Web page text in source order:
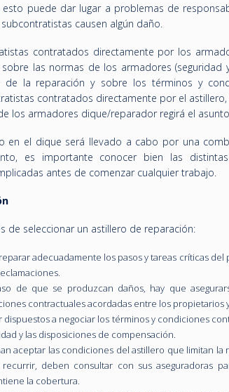
puede dar lugar a problemas de
causen algún daño.
contratados directamente por los
las normas de los armadores
de la reparación y sobre los términos y
contratados directamente por el
los armadores dique/reparador regirá el
en el dique será llevado a cabo por una
es importante conocer bien las distintas
antes de comenzar cualquier trabajo.
de seleccionar un astillero de reparación:
adecuadamente los pasos y tareas críticas
de que se produzcan daños, hay que
contractuales acordadas entre los propietarios
a negociar los términos y condiciones
y las disposiciones de compensación.
aceptar las condiciones del astillero que limitan
deben consultar con sus aseguradoras
la cobertura.